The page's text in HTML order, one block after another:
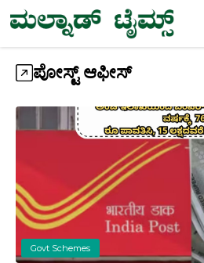
Skip
to
content
ಪೋಸ್ಟ್ ಆಫೀಸ್
Govt Schemes